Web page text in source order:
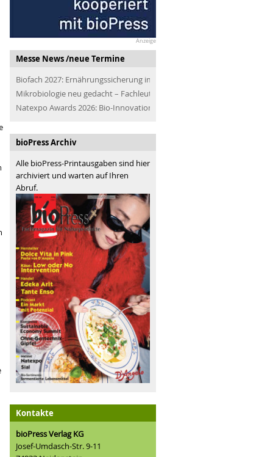
Anzeige
Messe News /neue Termine
Biofach 2027: Ernährungssicherung im Blick
Mikrobiologie neu gedacht – Fachleute der Branche treffen
Natexpo Awards 2026: Bio-Innovationen für alle
bioPress Archiv
Alle bioPress-Printausgaben sind hier
archiviert und warten auf Ihren
Abruf.
Kontakte
bioPress Verlag KG
Josef-Umdasch-Str. 9-11